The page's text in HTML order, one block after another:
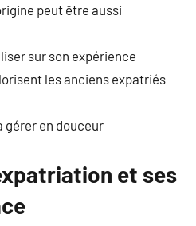
peut être aussi
sur son expérience
les anciens expatriés
gérer en douceur
et ses